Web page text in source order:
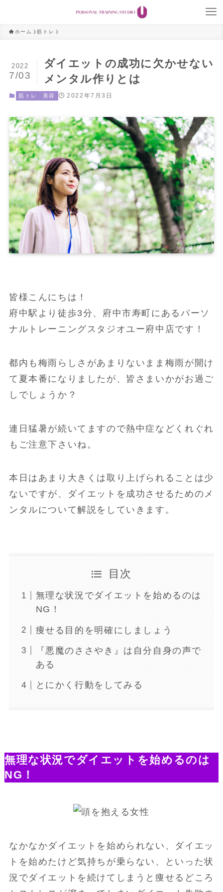
ホーム 筋トレ
ダイエットの成功に欠かせない
メンタル作りとは
2022
7/03
筋トレ 美容 2022年7月3日
皆様こんにちは！
府中駅より徒歩3分、府中市寿町にあるパーソ
ナルトレーニングスタジオユー府中店です！
都内も梅雨らしさがあまりないまま梅雨が開け
て夏本番になりましたが、皆さまいかがお過ご
しでしょうか？
連日猛暑が続いてますので熱中症などくれぐれ
もご注意下さいね。
本日はあまり大きくは取り上げられることは少
ないですが、ダイエットを成功させるためのメ
ンタルについて解説をしていきます。
目次
無理な状況でダイエットを始めるのは
NG！
痩せる目的を明確にしましょう
『悪魔のささやき』は自分自身の声で
ある
とにかく行動をしてみる
無理な状況でダイエットを始めるのは
NG！
なかなかダイエットを始められない、ダイエッ
トを始めたけど気持ちが乗らない、といった状
況でダイエットを続けてしまうと痩せるどころ